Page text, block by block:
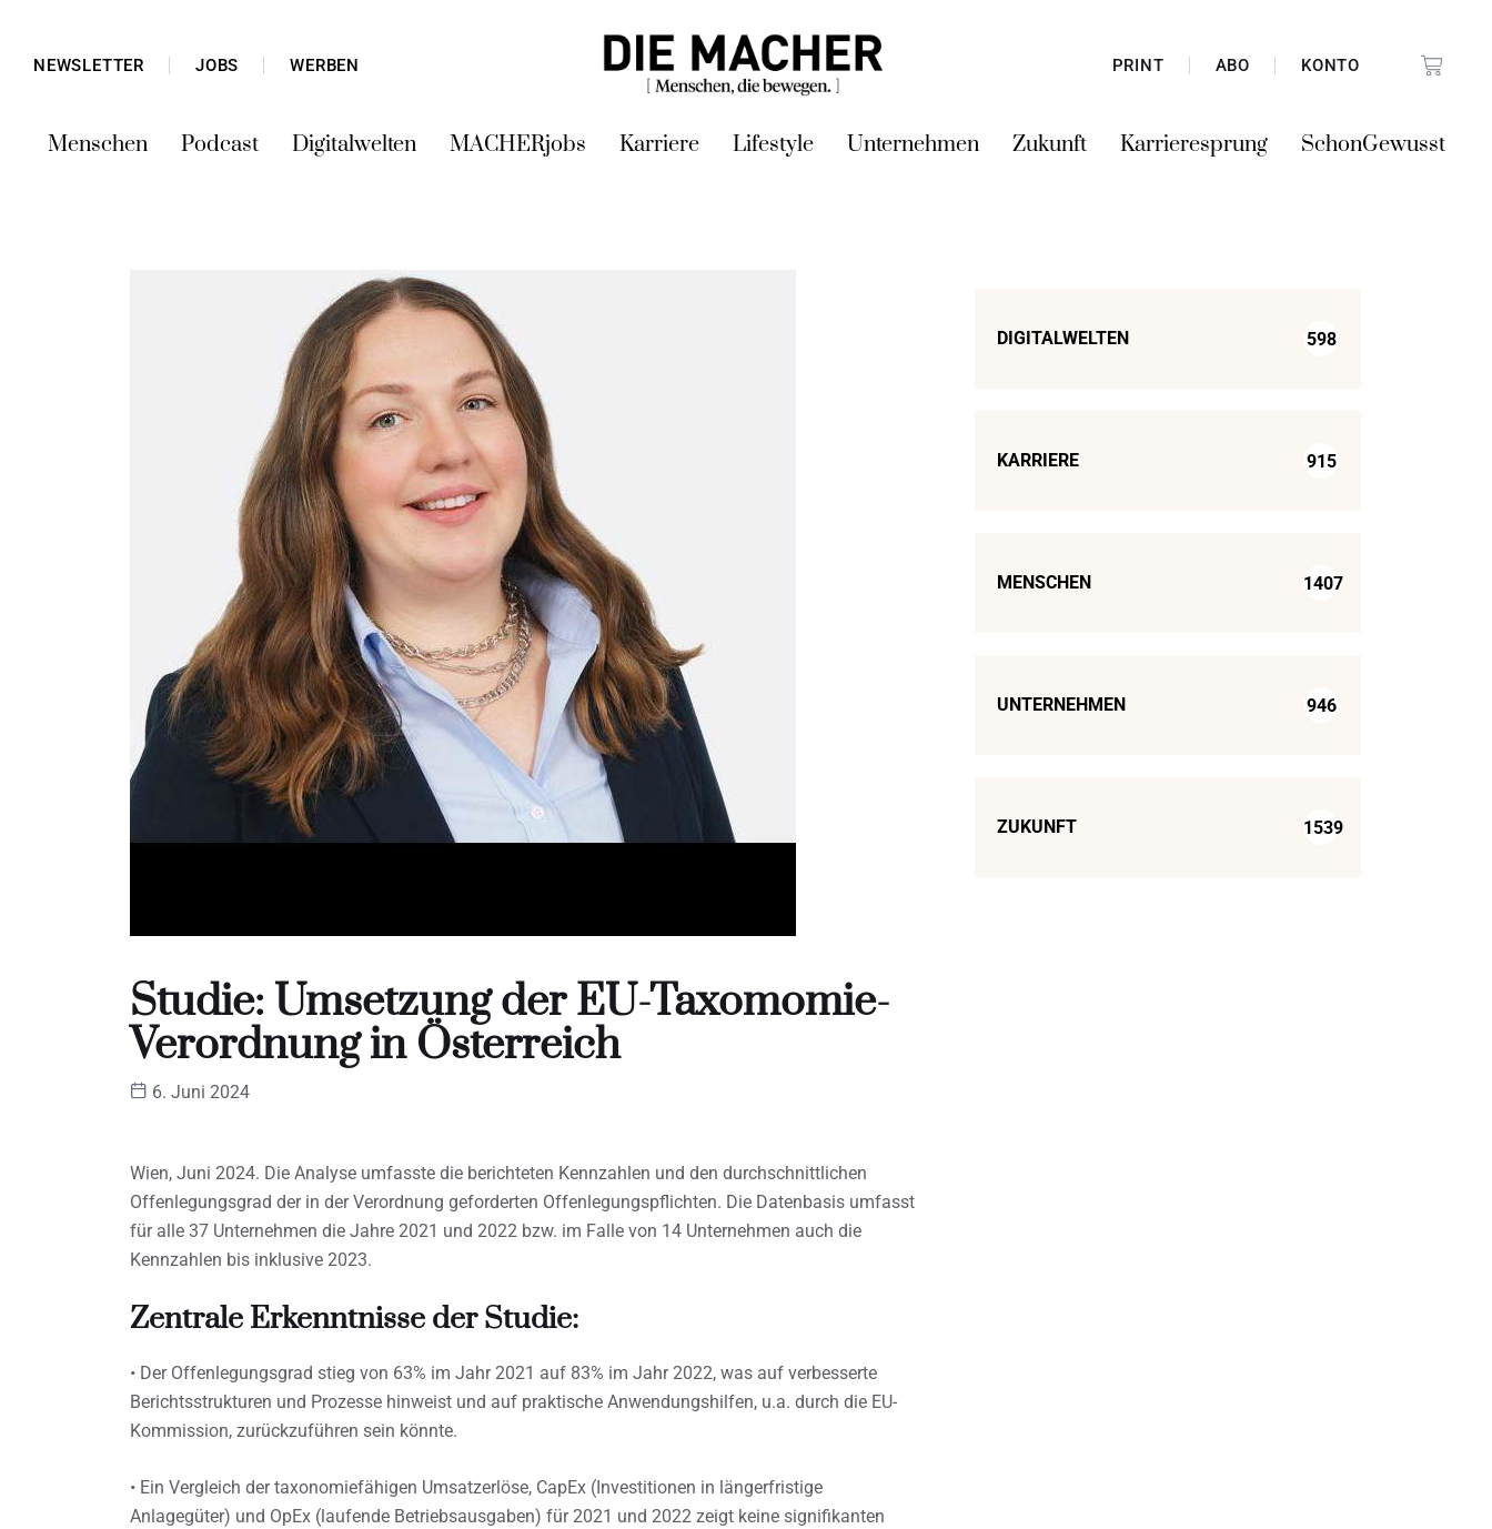
NEWSLETTER JOBS WERBEN PRINT ABO KONTO
Menschen Podcast Digitalwelten MACHERjobs Karriere Lifestyle Unternehmen Zukunft Karrieresprung SchonGewusst
Studie: Umsetzung der EU-Taxomomie-
Verordnung in Österreich
6. Juni 2024
Wien, Juni 2024. Die Analyse umfasste die berichteten Kennzahlen und den durchschnittlichen
Offenlegungsgrad der in der Verordnung geforderten Offenlegungspflichten. Die Datenbasis umfasst
für alle 37 Unternehmen die Jahre 2021 und 2022 bzw. im Falle von 14 Unternehmen auch die
Kennzahlen bis inklusive 2023.
Zentrale Erkenntnisse der Studie:
• Der Offenlegungsgrad stieg von 63% im Jahr 2021 auf 83% im Jahr 2022, was auf verbesserte
Berichtsstrukturen und Prozesse hinweist und auf praktische Anwendungshilfen, u.a. durch die EU-
Kommission, zurückzuführen sein könnte.
• Ein Vergleich der taxonomiefähigen Umsatzerlöse, CapEx (Investitionen in längerfristige
Anlagegüter) und OpEx (laufende Betriebsausgaben) für 2021 und 2022 zeigt keine signifikanten
DIGITALWELTEN 598
KARRIERE 915
MENSCHEN 1407
UNTERNEHMEN 946
ZUKUNFT 1539